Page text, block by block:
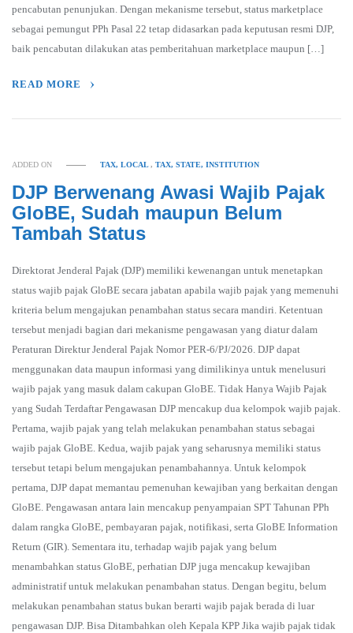
pencabutan penunjukan. Dengan mekanisme tersebut, status marketplace
sebagai pemungut PPh Pasal 22 tetap didasarkan pada keputusan resmi DJP,
baik pencabutan dilakukan atas pemberitahuan marketplace maupun […]
READ MORE
ADDED ON TAX, LOCAL,TAX, STATE, INSTITUTION
DJP Berwenang Awasi Wajib Pajak
GloBE, Sudah maupun Belum
Tambah Status
Direktorat Jenderal Pajak (DJP) memiliki kewenangan untuk menetapkan
status wajib pajak GloBE secara jabatan apabila wajib pajak yang memenuhi
kriteria belum mengajukan penambahan status secara mandiri. Ketentuan
tersebut menjadi bagian dari mekanisme pengawasan yang diatur dalam
Peraturan Direktur Jenderal Pajak Nomor PER-6/PJ/2026. DJP dapat
menggunakan data maupun informasi yang dimilikinya untuk menelusuri
wajib pajak yang masuk dalam cakupan GloBE. Tidak Hanya Wajib Pajak
yang Sudah Terdaftar Pengawasan DJP mencakup dua kelompok wajib pajak.
Pertama, wajib pajak yang telah melakukan penambahan status sebagai
wajib pajak GloBE. Kedua, wajib pajak yang seharusnya memiliki status
tersebut tetapi belum mengajukan penambahannya. Untuk kelompok
pertama, DJP dapat memantau pemenuhan kewajiban yang berkaitan dengan
GloBE. Pengawasan antara lain mencakup penyampaian SPT Tahunan PPh
dalam rangka GloBE, pembayaran pajak, notifikasi, serta GloBE Information
Return (GIR). Sementara itu, terhadap wajib pajak yang belum
menambahkan status GloBE, perhatian DJP juga mencakup kewajiban
administratif untuk melakukan penambahan status. Dengan begitu, belum
melakukan penambahan status bukan berarti wajib pajak berada di luar
pengawasan DJP. Bisa Ditambahkan oleh Kepala KPP Jika wajib pajak tidak